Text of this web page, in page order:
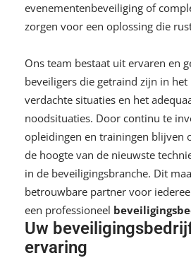
evenementenbeveiliging of
zorgen voor een oplossing die
Ons team bestaat uit ervaren en
beveiligers die getraind zijn in het
verdachte situaties en het
noodsituaties. Door continu te
opleidingen en trainingen blijven
de hoogte van de nieuwste
in de beveiligingsbranche. Dit
betrouwbare partner voor
een professioneel
Uw
ervaring